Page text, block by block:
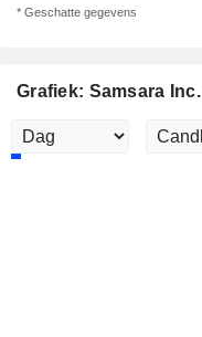
* Geschatte gegevens
Grafiek: Samsara Inc.